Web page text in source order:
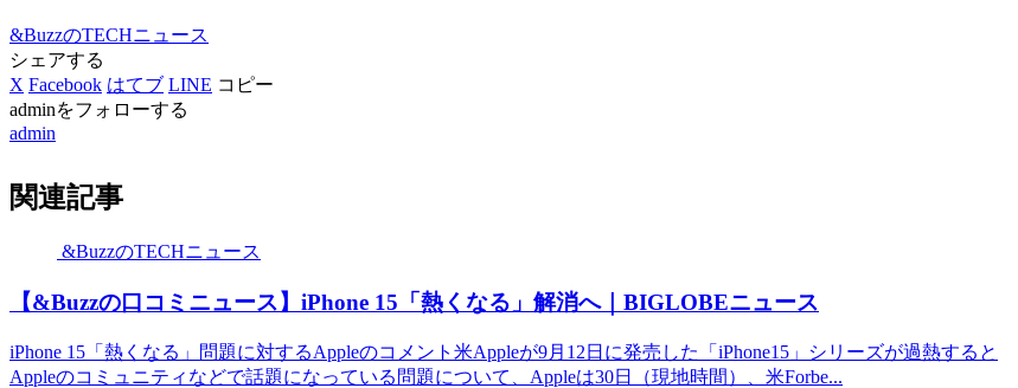
&BuzzのTECHニュース
シェアする
X Facebook はてブ LINE コピー
adminをフォローする
admin
関連記事
&BuzzのTECHニュース
【&Buzzの口コミニュース】iPhone 15「熱くなる」解消へ｜BIGLOBEニュース
iPhone 15「熱くなる」問題に対するAppleのコメント米Appleが9月12日に発売した「iPhone15」シリーズが過熱すると
Appleのコミュニティなどで話題になっている問題について、Appleは30日（現地時間）、米Forbe...